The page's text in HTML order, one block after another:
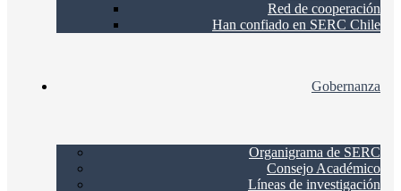
Red de cooperación
Han confiado en SERC Chile
Gobernanza
Organigrama de SERC
Consejo Académico
Líneas de investigación